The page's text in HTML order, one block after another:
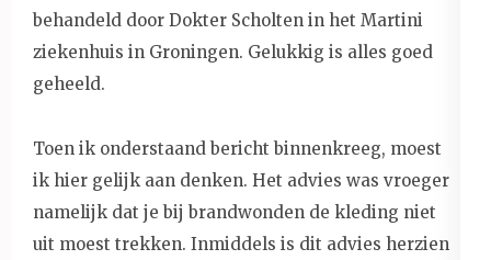
behandeld door Dokter Scholten in het Martini
ziekenhuis in Groningen. Gelukkig is alles goed
geheeld.
Toen ik onderstaand bericht binnenkreeg, moest
ik hier gelijk aan denken. Het advies was vroeger
namelijk dat je bij brandwonden de kleding niet
uit moest trekken. Inmiddels is dit advies herzien